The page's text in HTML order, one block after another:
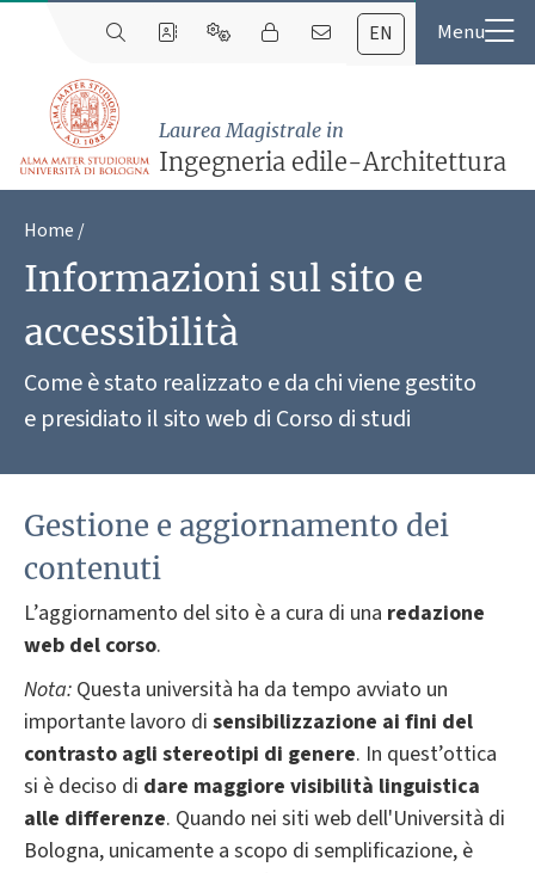
EN
Laurea Magistrale in
Ingegneria edile-Architettura
Home
Informazioni sul sito e
accessibilità
Come è stato realizzato e da chi viene gestito
e presidiato il sito web di Corso di studi
Gestione e aggiornamento dei
contenuti
L’aggiornamento del sito è a cura di una redazione
web del corso.
Nota: Questa università ha da tempo avviato un
importante lavoro di sensibilizzazione ai fini del
contrasto agli stereotipi di genere. In quest’ottica
si è deciso di dare maggiore visibilità linguistica
alle differenze. Quando nei siti web dell'Università di
Bologna, unicamente a scopo di semplificazione, è